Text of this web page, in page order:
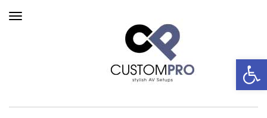
פתח סרגל נגישות